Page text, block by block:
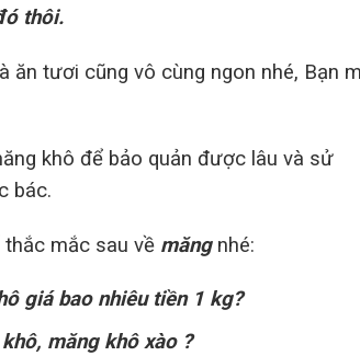
thôi.
ăn tươi cũng vô cùng ngon nhé, Bạn
khô để bảo quản được lâu và sử
bác.
mắc sau về măngnhé:
giá bao nhiêu tiền 1 kg?
măng khô xào ?